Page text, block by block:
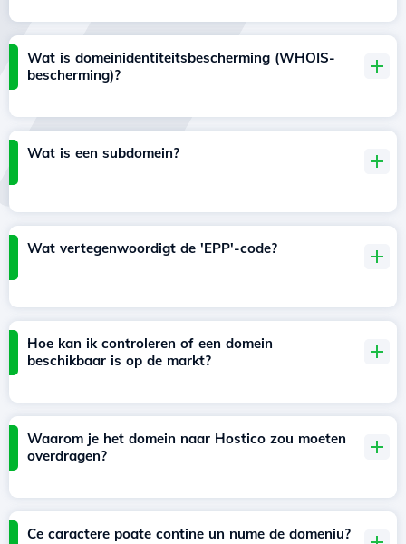
Wat is domeinidentiteitsbescherming (WHOIS-
bescherming)?
Wat is een subdomein?
Wat vertegenwoordigt de 'EPP'-code?
Hoe kan ik controleren of een domein
beschikbaar is op de markt?
Waarom je het domein naar Hostico zou moeten
overdragen?
Ce caractere poate contine un nume de domeniu?